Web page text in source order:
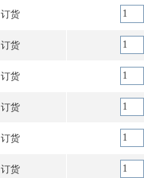
订货
订货
订货
订货
订货
订货